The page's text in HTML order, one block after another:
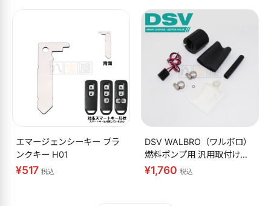
エマージェンシーキー ブラ
ンクキー H01
¥517税込
DSV WALBRO（ワルボロ）
燃料ポンプ用 汎用取付けキ
ット
¥1,760 税込